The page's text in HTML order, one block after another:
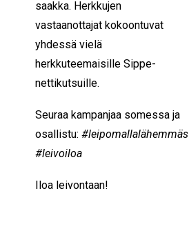
saakka. Herkkujen
vastaanottajat kokoontuvat
yhdessä vielä
herkkuteemaisille Sippe-
nettikutsuille.
Seuraa kampanjaa somessa ja
osallistu: #leipomallalähemmäs
#leivoiloa
Iloa leivontaan!